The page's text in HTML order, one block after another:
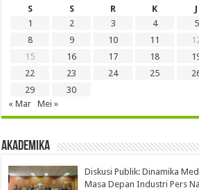
S
S R K J
1
2 3 4 5
8
9 10 11
15
16 17 18
22
23 24 25
29
30
« Mar
Mei »
Akademika
Diskusi Publik: Dinamika
Masa Depan Industri Pers